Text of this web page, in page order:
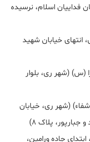
فداییان اسلام، نرسیده
انتهای خیابان شهید
(س) (شهر ری، بلوار
(شهر ری، خیابان
جبارپور، پلاک ۸)
ری، ابتدای جاده ورامین،